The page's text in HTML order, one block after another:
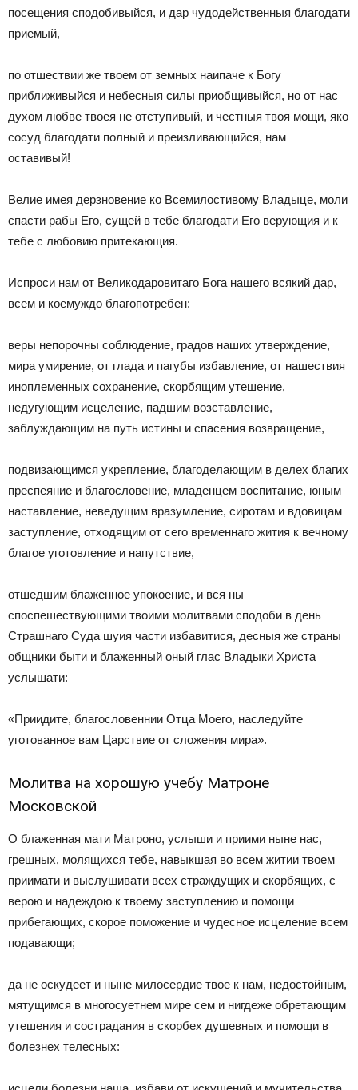
посещения сподобивыйся, и дар чудодейственныя благодати
приемый,
по отшествии же твоем от земных наипаче к Богу
приближивыйся и небесныя силы приобщивыйся, но от нас
духом любве твоея не отступивый, и честныя твоя мощи, яко
сосуд благодати полный и преизливающийся, нам
оставивый!
Велие имея дерзновение ко Всемилостивому Владыце, моли
спасти рабы Его, сущей в тебе благодати Его верующия и к
тебе с любовию притекающия.
Испроси нам от Великодаровитаго Бога нашего всякий дар,
всем и коемуждо благопотребен:
веры непорочны соблюдение, градов наших утверждение,
мира умирение, от глада и пагубы избавление, от нашествия
иноплеменных сохранение, скорбящим утешение,
недугующим исцеление, падшим возставление,
заблуждающим на путь истины и спасения возвращение,
подвизающимся укрепление, благоделающим в делех благих
преспеяние и благословение, младенцем воспитание, юным
наставление, неведущим вразумление, сиротам и вдовицам
заступление, отходящим от сего временнаго жития к вечному
благое уготовление и напутствие,
отшедшим блаженное упокоение, и вся ны
споспешествующими твоими молитвами сподоби в день
Страшнаго Суда шуия части избавитися, десныя же страны
общники быти и блаженный оный глас Владыки Христа
услышати:
«Приидите, благословеннии Отца Моего, наследуйте
уготованное вам Царствие от сложения мира».
Молитва на хорошую учебу Матроне
Московской
О блаженная мати Матроно, услыши и приими ныне нас,
грешных, молящихся тебе, навыкшая во всем житии твоем
приимати и выслушивати всех страждущих и скорбящих, с
верою и надеждою к твоему заступлению и помощи
прибегающих, скорое поможение и чудесное исцеление всем
подавающи;
да не оскудеет и ныне милосердие твое к нам, недостойным,
мятущимся в многосуетнем мире сем и нигдеже обретающим
утешения и сострадания в скорбех душевных и помощи в
болезнех телесных: